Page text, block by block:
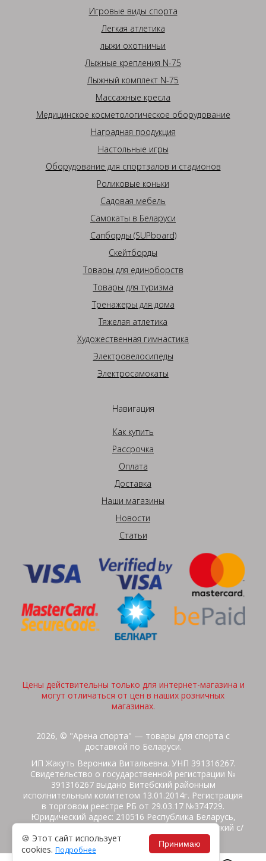
Игровые виды спорта
Легкая атлетика
лыжи охотничьи
Лыжные крепления N-75
Лыжный комплект N-75
Массажные кресла
Медицинское косметологическое оборудование
Наградная продукция
Настольные игры
Оборудование для спортзалов и стадионов
Роликовые коньки
Садовая мебель
Самокаты в Беларуси
Сапборды (SUPboard)
Скейтборды
Товары для единоборств
Товары для туризма
Тренажеры для дома
Тяжелая атлетика
Художественная гимнастика
Электровелосипеды
Электросамокаты
Навигация
Как купить
Рассрочка
Оплата
Доставка
Наши магазины
Новости
Статьи
Цены действительны только для интернет-магазина и
могут отличаться от цен в наших розничных
магазинах.
2026, © "Арена спорта" — товары для спорта с
доставкой по Беларуси.
ИП Жакуть Вероника Витальевна. УНП 391316267.
Свидетельство о государственной регистрации №
391316267 выдано Витебский районным
исполнительным комитетом 13.01.2014г. Регистрация
в торговом реестре РБ от 29.03.17 №374729.
Юридический адрес: 210516 Республика Беларусь,
Витебская область, Витебский район, Бабиничский с/
с, аг.Ольгово, ул.Школьная
Политика защиты данных
🍪 Этот сайт использует
cookies. Подробнее
Принимаю